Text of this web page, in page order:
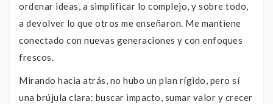
ordenar ideas, a simplificar lo complejo, y sobre todo,
a devolver lo que otros me enseñaron. Me mantiene
conectado con nuevas generaciones y con enfoques
frescos.
Mirando hacia atrás, no hubo un plan rígido, pero sí
una brújula clara: buscar impacto, sumar valor y crecer